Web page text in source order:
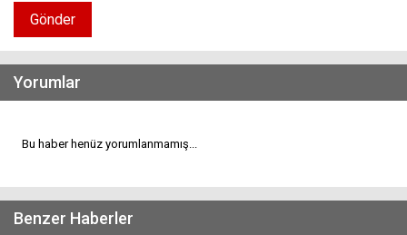
Gönder
Yorumlar
Bu haber henüz yorumlanmamış...
Benzer Haberler